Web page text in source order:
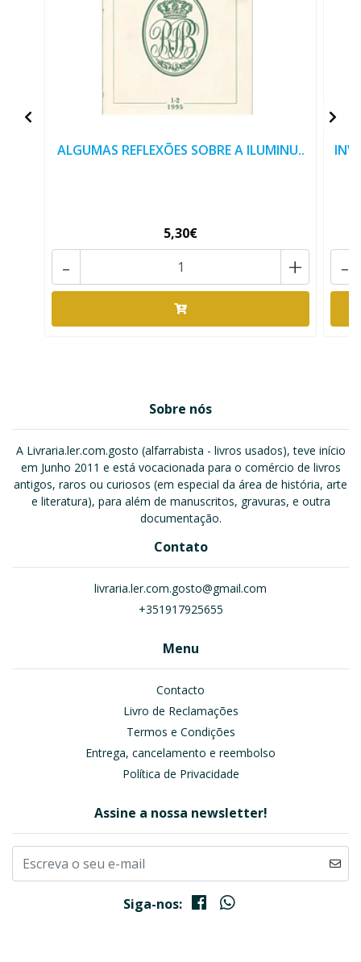
ALGUMAS REFLEXÕES SOBRE A ILUMINU..
5,30€
+
- -
Sobre nós
A Livraria.ler.com.gosto (alfarrabista - livros usados), teve início
em Junho 2011 e está vocacionada para o comércio de livros
antigos, raros ou curiosos (em especial da área de história, arte
e literatura), para além de manuscritos, gravuras, e outra
documentação.
Contato
livraria.ler.com.gosto@gmail.com
+351917925655
Menu
Contacto
Livro de Reclamações
Termos e Condições
Entrega, cancelamento e reembolso
Política de Privacidade
Assine a nossa newsletter!
Siga-nos: